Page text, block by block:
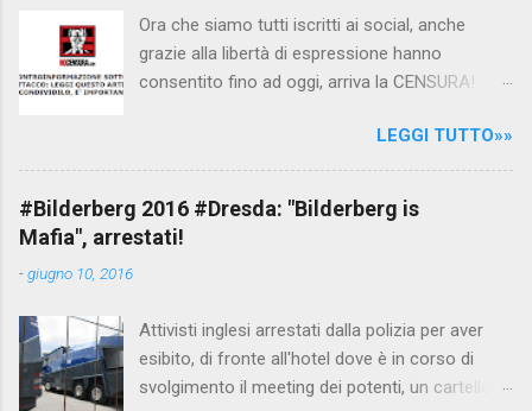
scuola. LEGGI IL SERVIZIO . staff
nocensura.com Condividi su Facebook
Ora che siamo tutti iscritti ai social, anche
grazie alla libertà di espressione hanno
consentito fino ad oggi, arriva la CENSURA!
politica rispediti al mittente dai cittadini - perché
censurare avrebbe fatto perdere troppi
consensi ai vari governi - la CENSURA potrebbe
arrivare dall'Antitrust, ovvero l' Autorità garante
governo non c'è più Matteo Renzi ma il buon
Renziloni , controfigura di Renzi messo li per
mettere la faccia su quelle misure che per l'ex
LEGGI TUTTO»»
#Bilderberg 2016 #Dresda: "Bilderberg is
Mafia", arrestati!
-giugno 10, 2016
Attivisti inglesi arrestati dalla polizia per aver
esibito, di fronte all'hotel dove è in corso di
svolgimento il meeting dei potenti, un cartellone